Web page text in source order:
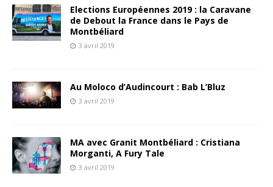
Elections Européennes 2019 : la Caravane
de Debout la France dans le Pays de
Montbéliard
3 avril 2019
Au Moloco d’Audincourt : Bab L’Bluz
3 avril 2019
MA avec Granit Montbéliard : Cristiana
Morganti, A Fury Tale
3 avril 2019